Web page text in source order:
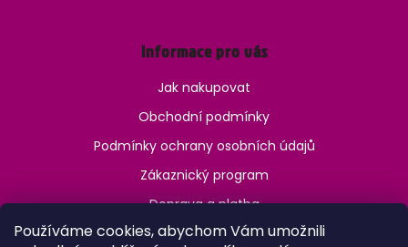
Používáme cookies, abychom Vám umožnili
Informace pro vás
Jak nakupovat
Obchodní podmínky
Podmínky ochrany osobních údajů
Zákaznický program
Doprava a platba
Jak ověřit věk?